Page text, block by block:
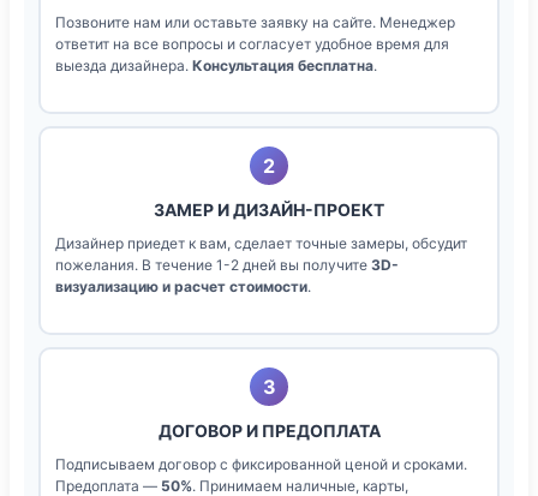
Позвоните нам или оставьте заявку на сайте. Менеджер
ответит на все вопросы и согласует удобное время для
выезда дизайнера. Консультация бесплатна.
2
ЗАМЕР И ДИЗАЙН-ПРОЕКТ
Дизайнер приедет к вам, сделает точные замеры, обсудит
пожелания. В течение 1-2 дней вы получите 3D-
визуализацию и расчет стоимости.
3
ДОГОВОР И ПРЕДОПЛАТА
Подписываем договор с фиксированной ценой и сроками.
Предоплата — 50%. Принимаем наличные, карты,